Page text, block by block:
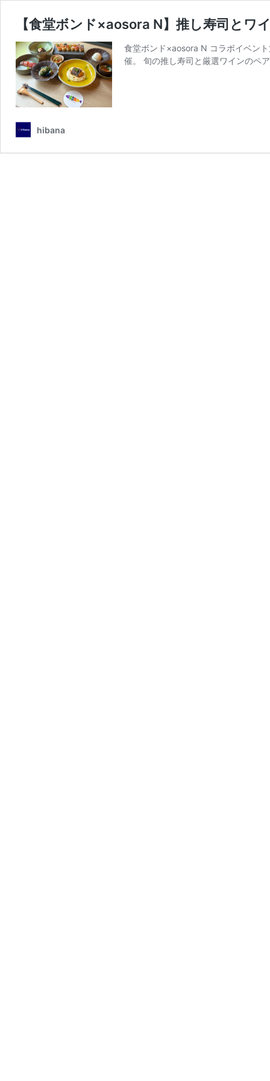
【食堂ボンド×aosora N】推し寿司とワ
食堂ボンド×aosora N コラボイベン
催。 旬の推し寿司と厳選ワインのペ
hibana